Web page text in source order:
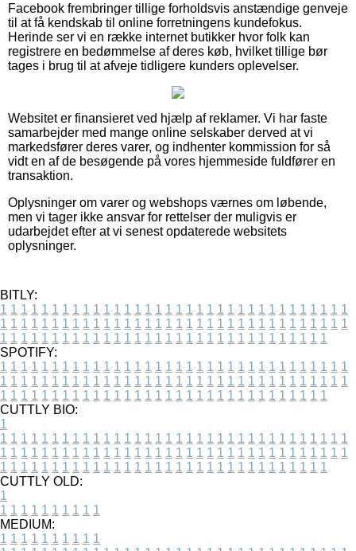
Facebook frembringer tillige forholdsvis anstændige genveje
til at få kendskab til online forretningens kundefokus.
Herinde ser vi en række internet butikker hvor folk kan
registrere en bedømmelse af deres køb, hvilket tillige bør
tages i brug til at afveje tidligere kunders oplevelser.
Websitet er finansieret ved hjælp af reklamer. Vi har faste
samarbejder med mange online selskaber derved at vi
markedsfører deres varer, og indhenter kommission for så
vidt en af de besøgende på vores hjemmeside fuldfører en
transaktion.
Oplysninger om varer og webshops værnes om løbende,
men vi tager ikke ansvar for rettelser der muligvis er
udarbejdet efter at vi senest opdaterede websitets
oplysninger.
BITLY:
1 1 1 1 1 1 1 1 1 1 1 1 1 1 1 1 1 1 1 1 1 1 1 1 1 1 1 1 1 1 1 1 1 1
1 1 1 1 1 1 1 1 1 1 1 1 1 1 1 1 1 1 1 1 1 1 1 1 1 1 1 1 1 1 1 1 1 1
1 1 1 1 1 1 1 1 1 1 1 1 1 1 1 1 1 1 1 1 1 1 1 1 1 1 1 1 1 1 1 1
SPOTIFY:
1 1 1 1 1 1 1 1 1 1 1 1 1 1 1 1 1 1 1 1 1 1 1 1 1 1 1 1 1 1 1 1 1 1
1 1 1 1 1 1 1 1 1 1 1 1 1 1 1 1 1 1 1 1 1 1 1 1 1 1 1 1 1 1 1 1 1 1
1 1 1 1 1 1 1 1 1 1 1 1 1 1 1 1 1 1 1 1 1 1 1 1 1 1 1 1 1 1 1 1
CUTTLY BIO:
1
1 1 1 1 1 1 1 1 1 1 1 1 1 1 1 1 1 1 1 1 1 1 1 1 1 1 1 1 1 1 1 1 1 1
1 1 1 1 1 1 1 1 1 1 1 1 1 1 1 1 1 1 1 1 1 1 1 1 1 1 1 1 1 1 1 1 1 1
1 1 1 1 1 1 1 1 1 1 1 1 1 1 1 1 1 1 1 1 1 1 1 1 1 1 1 1 1 1 1 1
CUTTLY OLD:
1
1 1 1 1 1 1 1 1 1 1
MEDIUM:
1 1 1 1 1 1 1 1 1 1